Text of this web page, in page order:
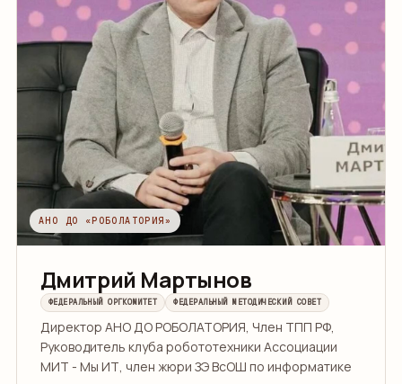
АНО ДО «РОБОЛАТОРИЯ»
Дмитрий Мартынов
ФЕДЕРАЛЬНЫЙ ОРГКОМИТЕТ ФЕДЕРАЛЬНЫЙ МЕТОДИЧЕСКИЙ СОВЕТ
Директор АНО ДО РОБОЛАТОРИЯ, Член ТПП РФ,
Руководитель клуба робототехники Ассоциации
МИТ - Мы ИТ, член жюри ЗЭ ВсОШ по информатике